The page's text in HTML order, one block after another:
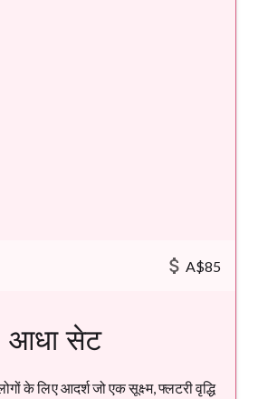
attach_money A$85
आधा सेट
के लिए आदर्श जो एक सूक्ष्म, फ्लटरी वृद्धि